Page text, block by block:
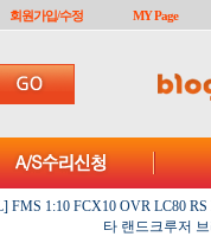
회원가입/수정 MY Page
FMS 1:10 FCX10 OVR LC80 RS
타 랜드크루저